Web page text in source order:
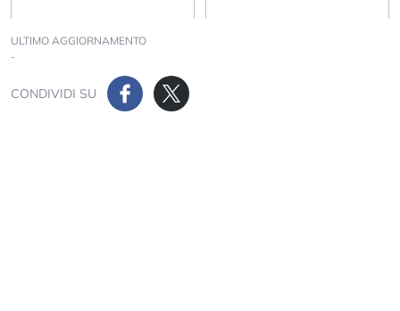
ULTIMO AGGIORNAMENTO
-
CONDIVIDI SU